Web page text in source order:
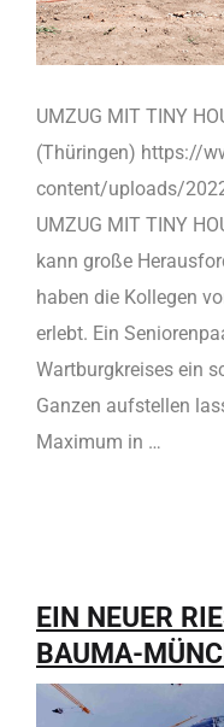
UMZUG MIT TINY
(Thüringen) https://
content/uploads/
UMZUG MIT TINY
kann große
haben die Kollegen
erlebt. Ein
Wartburgkreises ein
Ganzen aufstellen
Maximum in …
EIN NEUER
BAUMA-